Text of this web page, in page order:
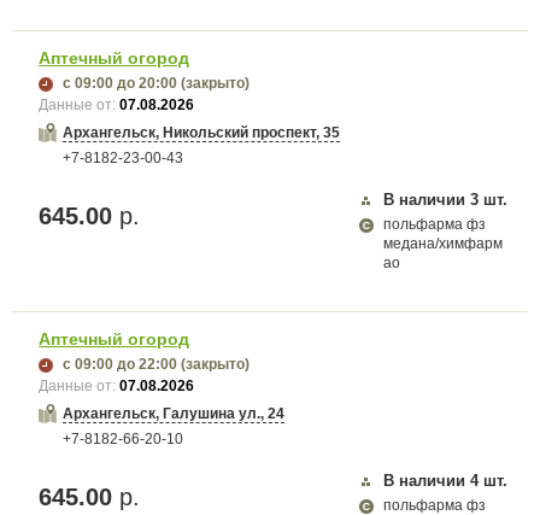
Аптечный огород
с 09:00 до 20:00 (закрыто)
Данные от:07.08.2026
Архангельск, Никольский проспект, 35
+7-8182-23-00-43
645.00 р.
В наличии 3 шт.
польфарма фз
медана/химфарм
ао
Аптечный огород
с 09:00 до 22:00 (закрыто)
Данные от:07.08.2026
Архангельск, Галушина ул., 24
+7-8182-66-20-10
645.00 р.
В наличии 4шт.
польфарма фз